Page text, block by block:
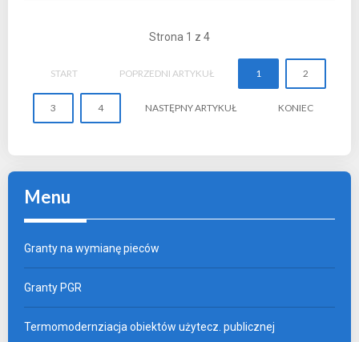
Strona 1 z 4
START POPRZEDNI ARTYKUŁ 1 2
3 4 NASTĘPNY ARTYKUŁ KONIEC
Menu
Granty na wymianę pieców
Granty PGR
Termomodernziacja obiektów użytecz. publicznej